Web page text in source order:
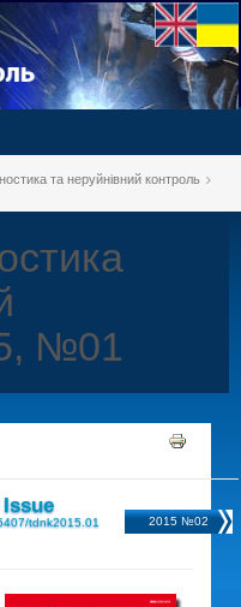
та неруйнівний контроль
№01
tdnk2015.01 2015 №02